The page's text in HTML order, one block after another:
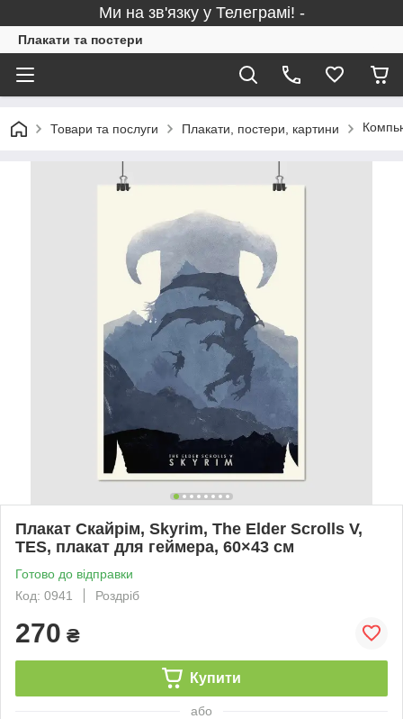
Ми на зв'язку у Телеграмі! -
Плакати та постери
Товари та послуги Плакати, постери, картини
Плакат Скайрім, Skyrim, The Elder Scrolls V,
TES, плакат для геймера, 60×43 см
Готово до відправки
Код: 0941
Роздріб
270 ₴
Купити
або